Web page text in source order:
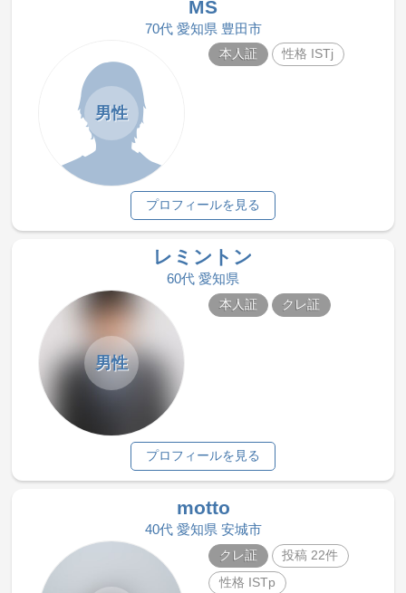
MS
70代 愛知県 豊田市
男性
本人証 性格 ISTj
プロフィールを見る
レミントン
60代 愛知県
男性
本人証 クレ証
プロフィールを見る
motto
40代 愛知県 安城市
クレ証
投稿 22件
性格 ISTp